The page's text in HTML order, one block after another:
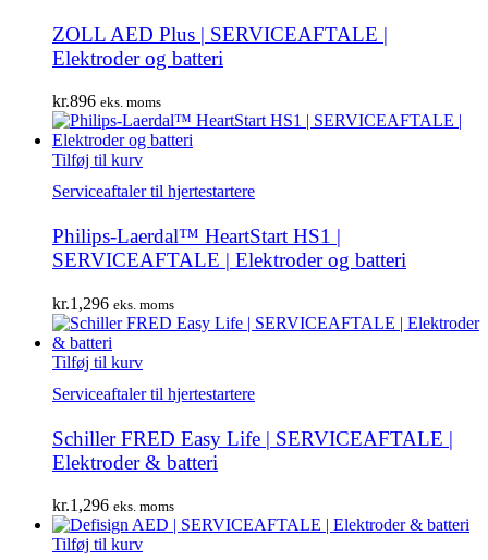
ZOLL AED Plus | SERVICEAFTALE |
Elektroder og batteri
kr.896 eks. moms
Tilføj til kurv
Serviceaftaler til hjertestartere
Philips-Laerdal™ HeartStart HS1 |
SERVICEAFTALE | Elektroder og batteri
kr.1,296 eks. moms
Tilføj til kurv
Serviceaftaler til hjertestartere
Schiller FRED Easy Life | SERVICEAFTALE |
Elektroder & batteri
kr.1,296 eks. moms
Tilføj til kurv